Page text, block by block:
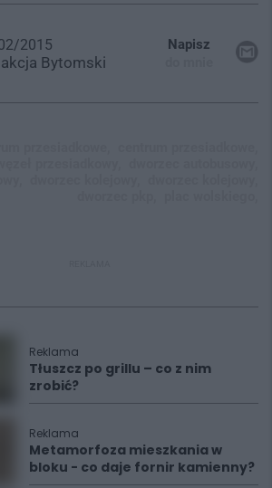
2015
Bytomski
Napisz
Reklama
Tłuszcz po grillu – co z nim
zrobić?
Reklama
Metamorfoza mieszkania w
bloku - co daje fornir kamienny?